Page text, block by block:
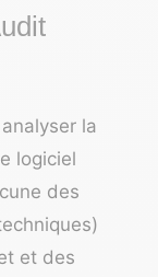
la
logiciel
des
et des